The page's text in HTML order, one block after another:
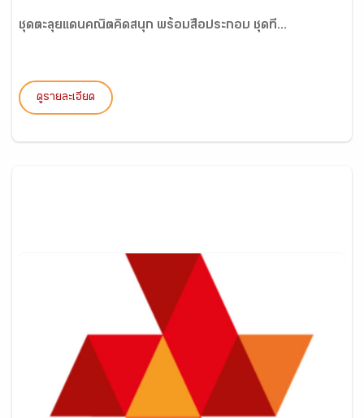
ชุดตะลุยแดนคณิตคิดสนุก พร้อมสื่อประกอบ ชุดที่...
ดูรายละเอียด